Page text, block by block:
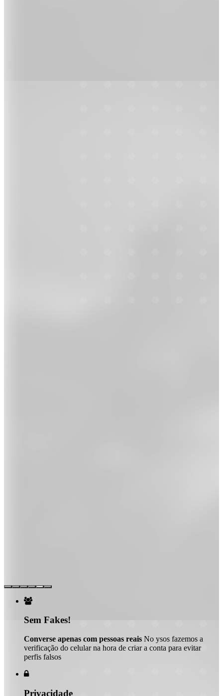

Sem Fakes!
Converse apenas com pessoas reais No ysos fazemos a
verificação do celular na hora de criar a conta para evitar
perfis falsos

Privacidade